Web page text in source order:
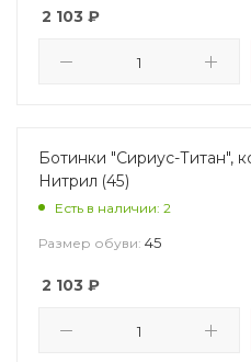
2 103 ₽
Ботинки "Сириус-Титан",
Нитрил (45)
Есть в наличии: 2
Размер обуви: 45
2 103 ₽